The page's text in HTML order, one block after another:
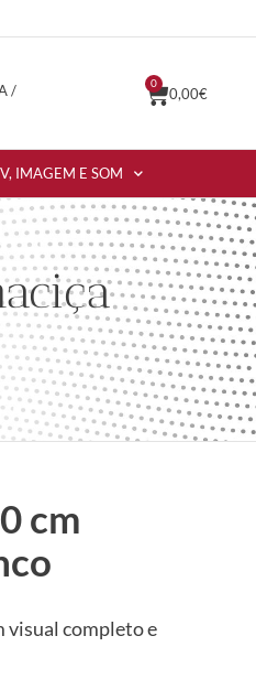
/
0,00€
0
IMAGEM E SOM
cm
visual completo e